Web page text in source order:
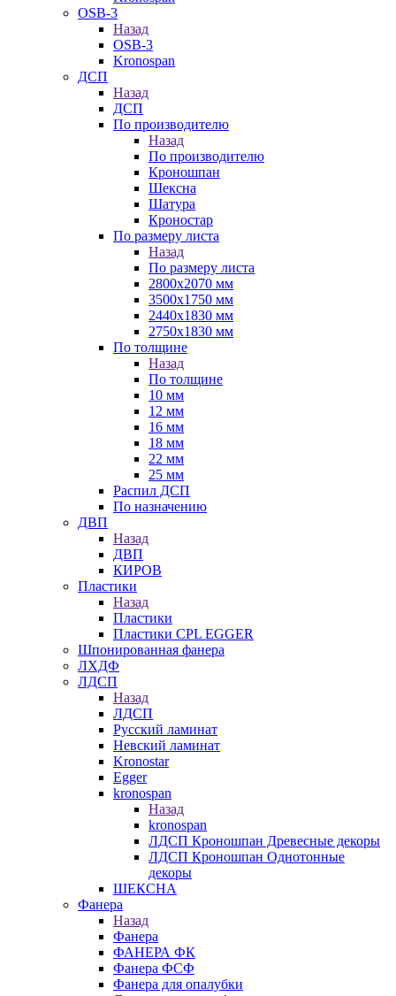
OSB-3
Назад
OSB-3
Kronospan
ДСП
Назад
ДСП
По производителю
Назад
По производителю
Кроношпан
Шексна
Шатура
Кроностар
По размеру листа
Назад
По размеру листа
2800х2070 мм
3500х1750 мм
2440х1830 мм
2750х1830 мм
По толщине
Назад
По толщине
10 мм
12 мм
16 мм
18 мм
22 мм
25 мм
Распил ДСП
По назначению
ДВП
Назад
ДВП
КИРОВ
Пластики
Назад
Пластики
Пластики CPL EGGER
Шпонированная фанера
ЛХДФ
ЛДСП
Назад
ЛДСП
Русский ламинат
Невский ламинат
Kronostar
Egger
kronospan
Назад
kronospan
ЛДСП Кроношпан Древесные декоры
ЛДСП Кроношпан Однотонные
декоры
ШЕКСНА
Фанера
Назад
Фанера
ФАНЕРА ФК
Фанера ФСФ
Фанера для опалубки